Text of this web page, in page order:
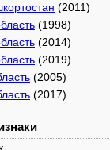
(2011)
(1998)
(2014)
(2019)
(2005)
(2017)